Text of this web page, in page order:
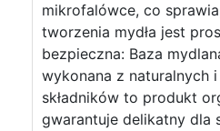
mikrofalówce, co
tworzenia mydła jest
bezpieczna: Baza
wykonana z naturalnych
składników to produkt
gwarantuje delikatny dla